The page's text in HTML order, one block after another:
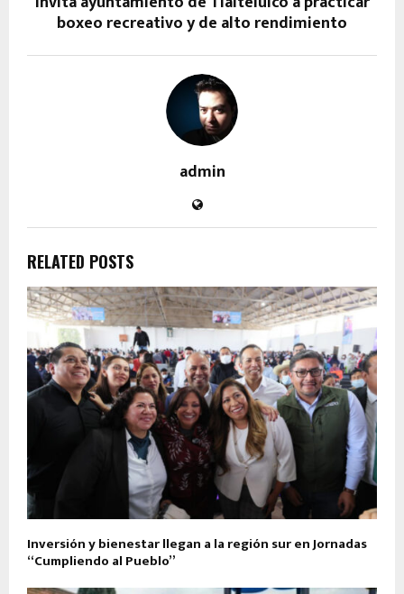
boxeo recreativo y de alto rendimiento
admin
RELATED POSTS
Inversión y bienestar llegan a la región sur en Jornadas
“Cumpliendo al Pueblo”